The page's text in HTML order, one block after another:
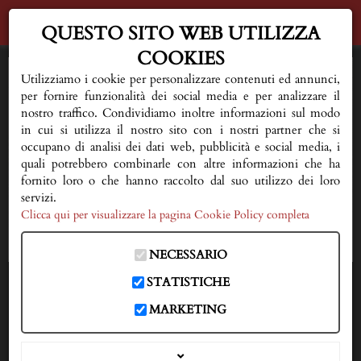
IN CASO DI DECESSO
333 3593150
HOME
AL VOSTRO FIANCO
QUALCHE CONSIGLIO
NECROLOGI
DOVE SIAMO
QUESTO SITO WEB UTILIZZA
COOKIES
Utilizziamo i cookie per personalizzare contenuti ed annunci,
per fornire funzionalità dei social media e per analizzare il
nostro traffico. Condividiamo inoltre informazioni sul modo
in cui si utilizza il nostro sito con i nostri partner che si
occupano di analisi dei dati web, pubblicità e social media, i
quali potrebbero combinarle con altre informazioni che ha
fornito loro o che hanno raccolto dal suo utilizzo dei loro
servizi.
Clicca qui per visualizzare la pagina Cookie Policy completa
NECESSARIO
STATISTICHE
MARKETING